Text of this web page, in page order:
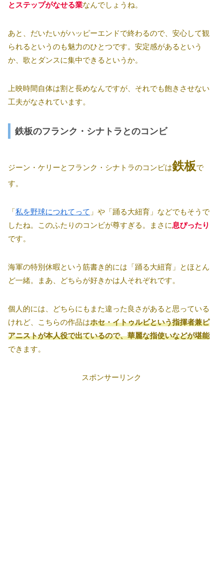
とステップがなせる業なんでしょうね。
あと、だいたいがハッピーエンドで終わるので、安心して観
られるというのも魅力のひとつです。安定感があるという
か、歌とダンスに集中できるというか。
上映時間自体は割と長めなんですが、それでも飽きさせない
工夫がなされています。
鉄板のフランク・シナトラとのコンビ
ジーン・ケリーとフランク・シナトラのコンビは鉄板で
す。
「私を野球につれてって 」や「踊る大紐育」などでもそうで
したね。このふたりのコンビが尊すぎる。まさに息ぴったり
です。
海軍の特別休暇という筋書き的には「踊る大紐育」とほとん
ど一緒。まあ、どちらが好きかは人それぞれです。
個人的には、どちらにもまた違った良さがあると思っている
けれど、こちらの作品はホセ・イトゥルビという指揮者兼ピ
アニストが本人役で出ているので、華麗な指使いなどが堪能
できます。
スポンサーリンク